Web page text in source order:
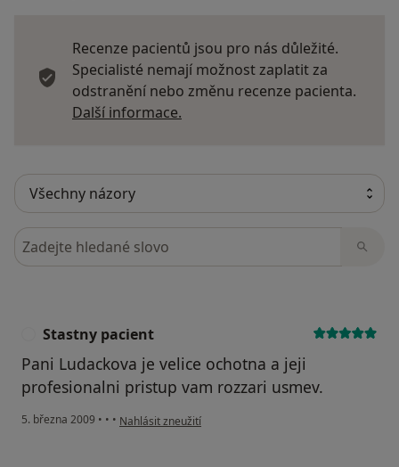
Recenze pacientů jsou pro nás důležité.
Specialisté nemají možnost zaplatit za
odstranění nebo změnu recenze pacienta.
Další informace.
Hledejte v názorech
Stastny pacient
Pani Ludackova je velice ochotna a jeji
profesionalni pristup vam rozzari usmev.
5. března 2009 • • • podle názoru uživatele Stastny pacient
Nahlásit zneužití